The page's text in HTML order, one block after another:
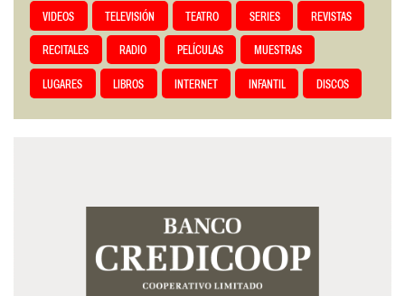
VIDEOS TELEVISIÓN TEATRO SERIES REVISTAS
RECITALES RADIO PELÍCULAS MUESTRAS
LUGARES LIBROS INTERNET INFANTIL DISCOS